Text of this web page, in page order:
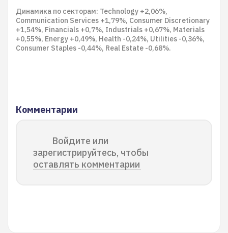
Динамика по секторам: Technology +2,06%,
Communication Services +1,79%, Consumer Discretionary
+1,54%, Financials +0,7%, Industrials +0,67%, Materials
+0,55%, Energy +0,49%, Health -0,24%, Utilities -0,36%,
Consumer Staples -0,44%, Real Estate -0,68%.
Комментарии
Войдите или
зарегистрируйтесь, чтобы
оставлять комментарии